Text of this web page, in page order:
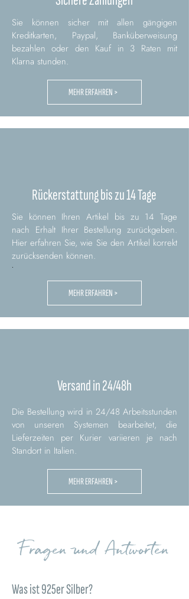
Sie können sicher mit allen gängigen
Kreditkarten, Paypal, Banküberweisung
bezahlen oder den Kauf in 3 Raten mit
Klarna stunden.
MEHR ERFAHREN >
Rückerstattung bis zu 14 Tage
Sie können Ihren Artikel bis zu 14 Tage
nach Erhalt Ihrer Bestellung zurückgeben.
Hier erfahren Sie, wie Sie den Artikel korrekt
zurücksenden können.
MEHR ERFAHREN >
Versand in 24/48h
Die Bestellung wird in 24/48 Arbeitsstunden
von unseren Systemen bearbeitet, die
Lieferzeiten per Kurier variieren je nach
Standort in Italien.
MEHR ERFAHREN >
Fragen und Antworten
Was ist 925er Silber?